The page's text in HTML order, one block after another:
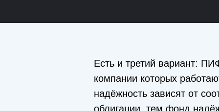
Есть и третий вариант:
компании которых
надёжность зависят от
облигации, тем фонд